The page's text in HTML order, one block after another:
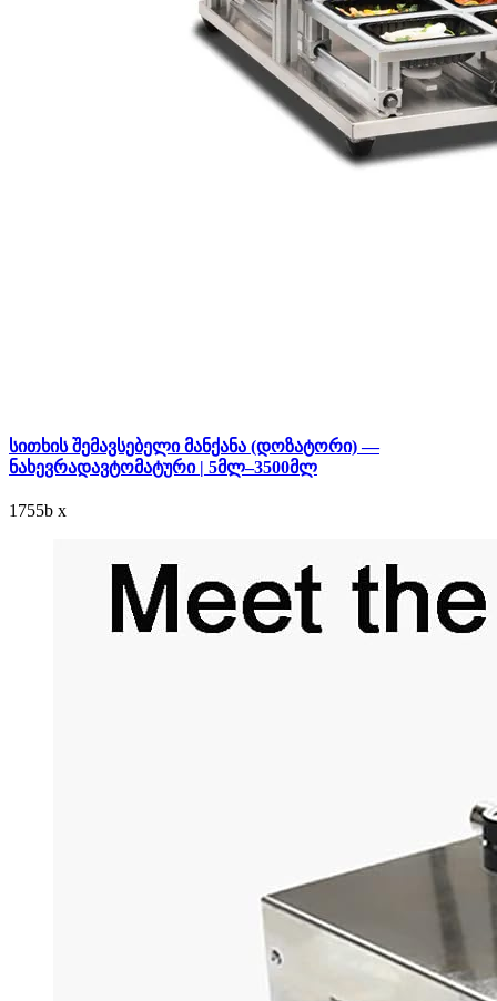
სითხის შემავსებელი მანქანა (დოზატორი) —
ნახევრადავტომატური | 5მლ–3500მლ
1755b x